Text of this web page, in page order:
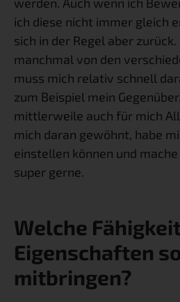
ich diese nicht immer gleich
sich in der Regel aber
manchmal von den
muss mich relativ schnell
zum Beispiel mein
mittlerweile auch für mich
mich daran gewöhnt, habe
einstellen können und
super gerne.
Welche
Eigenschaften
mitbringen?